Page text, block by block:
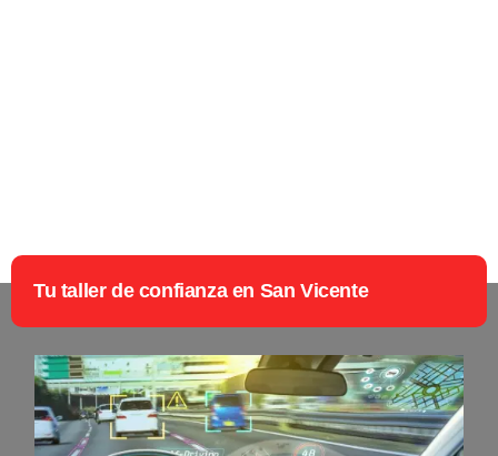
Tu taller de confianza en San Vicente